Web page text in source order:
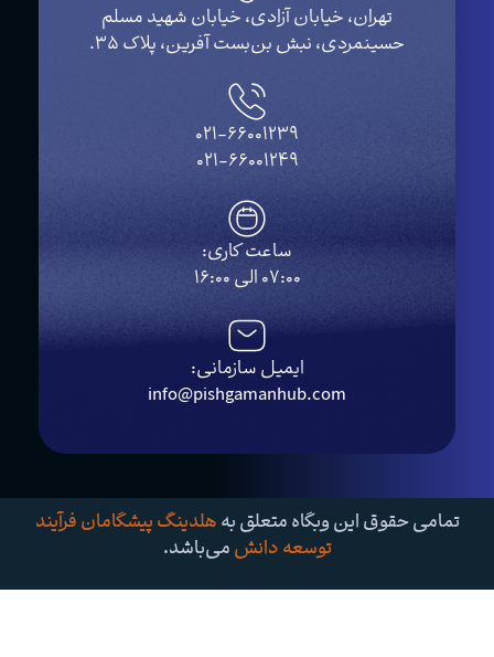
تهران، خیابان آزادی، خیابان شهید مسلم
حسینمردی، نبش بن‌بست آفرین، پلاک ۳۵.
021-66001239
021-66001249
ساعت کاری:
07:00 الی 16:00
ایمیل سازمانی:
info@pishgamanhub.com
تمامی حقوق این وبگاه متعلق بههلدینگ پیشگامان فرآیند
توسعه دانشمی‌باشد.